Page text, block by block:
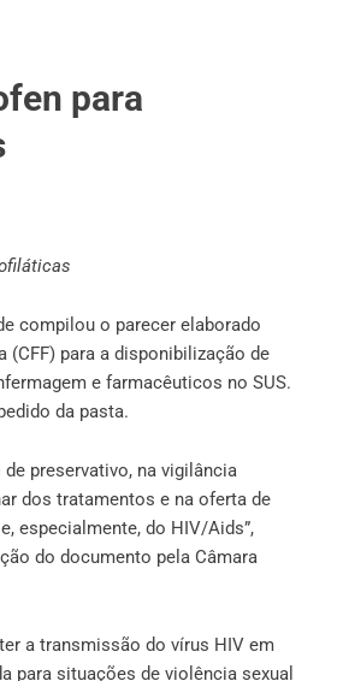
para
compilou o parecer elaborado
(CFF) para a disponibilização de
e farmacêuticos no SUS.
da pasta.
preservativo, na vigilância
dos tratamentos e na oferta de
especialmente, do HIV/Aids”,
do documento pela Câmara
a transmissão do vírus HIV em
para situações de violência sexual